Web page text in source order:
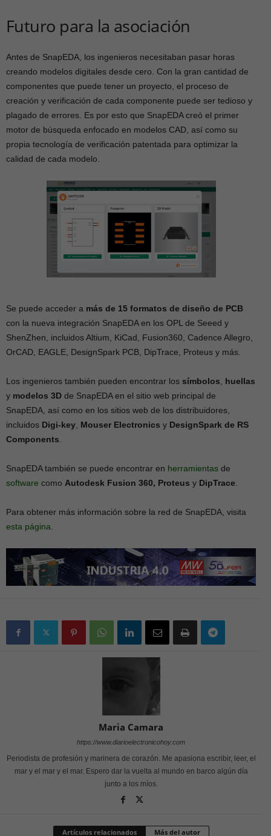
Futuro para la asociación
Antes de SnapEDA, los ingenieros necesitaban pasar horas
creando modelos digitales desde cero. Con la gran cantidad de
componentes que puede tener un proyecto, el proceso de
creación y verificación de cada componente puede ser tedioso y
plagado de errores. Es por esto que SnapEDA creó el primer
motor de búsqueda enfocado en modelos CAD, así como su
propia tecnología de verificación patentada para optimizar la
calidad de cada modelo.
Se puede acceder a más de 15 formatos de diseño de PCB
con la nueva integración SnapEDA en los OPL de Seeed y
ShenZhen, incluidos Altium, KiCad, Fusion360, Cadence Allegro,
OrCAD, EAGLE, DesignSpark PCB, DipTrace, Proteus y más.
Los ingenieros también pueden encontrar los símbolos
huellas
y modelos 3D de SnapEDA en el sitio web principal de
SnapEDA, así como en los sitios web de los distribuidores,
incluidos Digi-key Mouser Electronics y DesignSpark de RS
Components
SnapEDA también se puede encontrar en herramientas de
software como Autodesk Fusion 360, Proteus y DipTrace
Para obtener más información sobre la red de SnapEDA, visita
esta página
Maria Camara
https://www.diarioelectronicohoy.com
Periodista de profesión y marinera de corazón. Me apasiona escribir, leer, el
mar y el mar y el mar. Espero dar la vuelta al mundo en barco algún día
junto a los míos.
Artículos relacionados Más del autor